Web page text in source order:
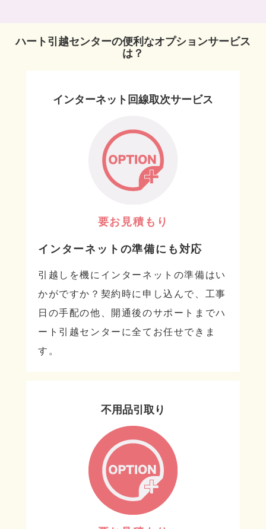
ハート引越センターの便利なオプションサービス
は？
インターネット回線取次サービス
要お見積もり
インターネットの準備にも対応
引越しを機にインターネットの準備はい
かがですか？契約時に申し込んで、工事
日の手配の他、開通後のサポートまでハ
ート引越センターに全てお任せできま
す。
不用品引取り